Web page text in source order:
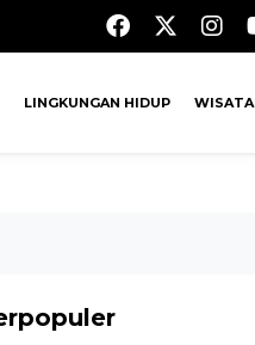
LINGKUNGAN HIDUP WISATA